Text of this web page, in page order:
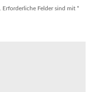
Erforderliche Felder sind mit *